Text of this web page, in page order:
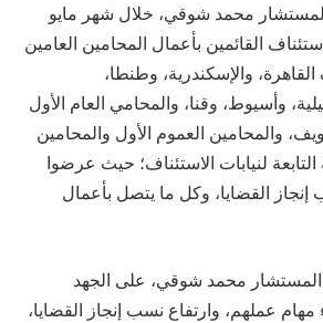
المستشار محمد شوقي، خلال شهر مايو
الاستئناف القائمين بأعمال المحامين العامين
القاهرة، والإسكندرية، وطنطا،
وأسيوط، وقنا، والمحامي العام الأول
والمحامين العموم الأول والمحامين
التابعة لنيابات الاستئناف؛ حيث عرضوا
إنجاز القضايا، وكل ما يتصل بأعمال
المستشار محمد شوقي، على الجهد
عملهم، وارتفاع نسب إنجاز القضايا،